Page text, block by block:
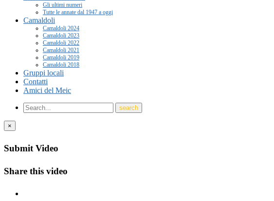
Gli ultimi numeri
Tutte le annate dal 1947 a oggi
Camaldoli
Camaldoli 2024
Camaldoli 2023
Camaldoli 2022
Camaldoli 2021
Camaldoli 2019
Camaldoli 2018
Gruppi locali
Contatti
Amici del Meic
×
Submit Video
Share this video